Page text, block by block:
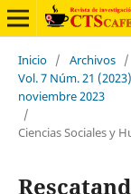
Inicio / Archivos /
Vol. 7 Núm. 21
noviembre 2023
/
Ciencias Sociales y